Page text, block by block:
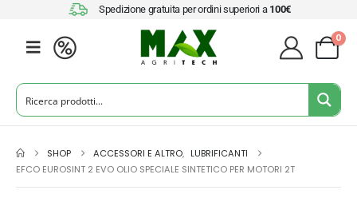
Spedizione gratuita per ordini superiori a 100€
0
SHOP ACCESSORI E ALTRO, LUBRIFICANTI
EFCO EUROSINT 2 EVO OLIO SPECIALE SINTETICO PER MOTORI 2T